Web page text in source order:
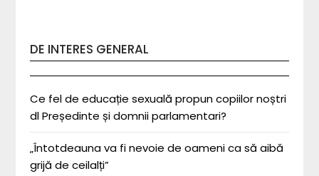
DE INTERES GENERAL
Ce fel de educație sexuală propun copiilor noștri
dl Președinte și domnii parlamentari?
„Întotdeauna va fi nevoie de oameni ca să aibă
grijă de ceilalți”